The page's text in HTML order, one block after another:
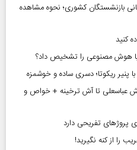
۷۵ میلیون تومانی بازنشستگان کشوری؛ نحوه مشاهده
هوش مصنوعی را تشخیص داد؟
ریکوتا؛ دسری ساده و خوشمزه
عباسعلی تا آش ترخینه + خواص و
پروژهای تفریحی دارد
را از کنه نگیرید!